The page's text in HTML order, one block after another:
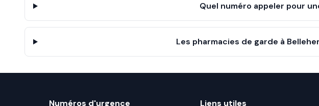
Quel numéro appeler pour
Les pharmacies de garde à
Numéros d'urgence Liens utiles